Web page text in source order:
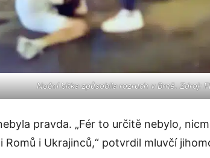
Noční bitka způsobila rozruch v Brně. Zdroj:
pravda. „Fér to určitě nebylo,
Romů i Ukrajinců,“ potvrdil mluvčí